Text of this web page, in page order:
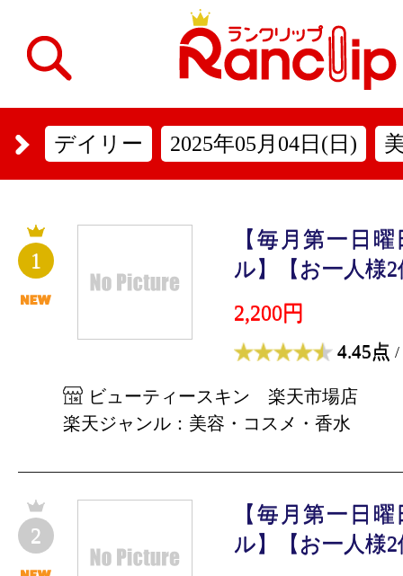
デイリー 2025年05月04日(日)
1
【毎月第一日
ル】【お一人様
2,200円
4.45点 /
ビューティースキン 楽天市場店
楽天ジャンル：美容・コスメ・香水
2
【毎月第一日
ル】【お一人様